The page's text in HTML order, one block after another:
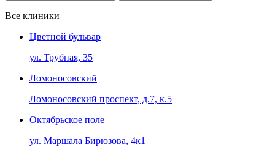
Все клиники
Цветной бульвар
ул. Трубная, 35
Ломоносовский
Ломоносовский проспект, д.7, к.5
Октябрьское поле
ул. Маршала Бирюзова, 4к1